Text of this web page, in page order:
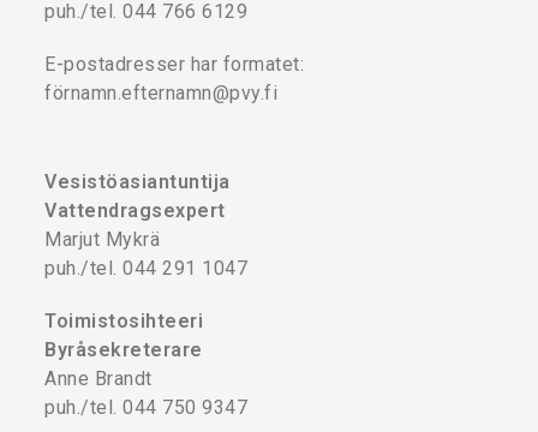
puh./tel. 044 766 6129
E-postadresser har formatet:
förnamn.efternamn@pvy.fi
Vesistöasiantuntija
Vattendragsexpert
Marjut Mykrä
puh./tel. 044 291 1047
Toimistosihteeri
Byråsekreterare
Anne Brandt
puh./tel. 044 750 9347